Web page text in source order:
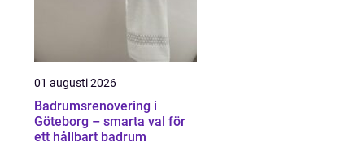
01 augusti 2026
Badrumsrenovering i
Göteborg – smarta val för
ett hållbart badrum